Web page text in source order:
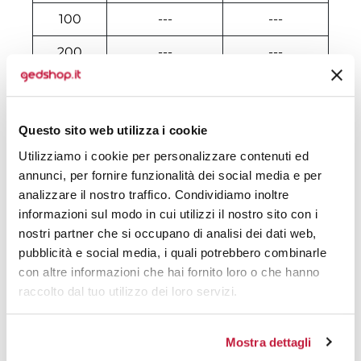
Questo sito web utilizza i cookie
Utilizziamo i cookie per personalizzare contenuti ed
annunci, per fornire funzionalità dei social media e per
analizzare il nostro traffico. Condividiamo inoltre
informazioni sul modo in cui utilizzi il nostro sito con i
nostri partner che si occupano di analisi dei dati web,
pubblicità e social media, i quali potrebbero combinarle
con altre informazioni che hai fornito loro o che hanno
raccolto dal tuo utilizzo dei loro servizi.
Mostra dettagli
100 --- ---
200 --- ---
300
1000 € 2,27 € 2,67
2000 € 2,22 € 2,56
3000 € 1,98 € 2,30
10000 € 1,75 € 1,97
Area di personalizzazione